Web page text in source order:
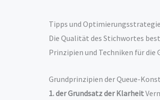
Tipps und
Die Qualität des Stichwortes
Prinzipien und Techniken für
Grundprinzipien der Queue-
1. der Grundsatz der Klarheit